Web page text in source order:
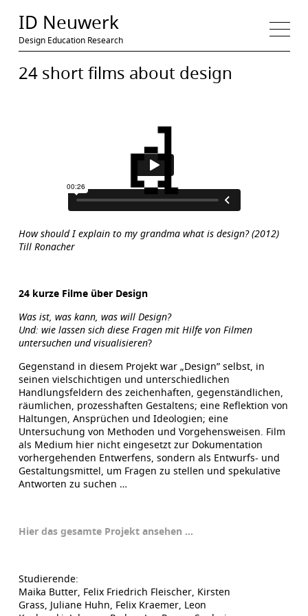
ID Neuwerk
Design Education Research
24 short films about design
How should I explain to my grandma what is design? (2012)
Till Ronacher
24 kurze Filme über Design
Was ist, was kann, was will Design?
Und: wie lassen sich diese Fragen mit Hilfe von Filmen
untersuchen und visualisieren?
Gegenstand in diesem Projekt war „Design” selbst, in
seinen vielschichtigen und unterschiedlichen
Handlungsfeldern des zeichenhaften, gegenständlichen,
räumlichen, prozesshaften Gestaltens; eine Reflektion von
Haltungen, Ansprüchen und Ideologien; eine
Untersuchung von Methoden und Vorgehensweisen. Film
als Medium hier nicht eingesetzt zur Dokumentation
vorhergehenden Entwerfens, sondern als Entwurfs- und
Gestaltungsmittel, um Fragen zu stellen und spekulative
Antworten zu suchen …
Hier das gesamte Projekt ansehen …
Studierende:
Maika Butter, Felix Friedrich Fleischer, Kirsten
Grass, Juliane Huhn, Felix Kraemer, Leon